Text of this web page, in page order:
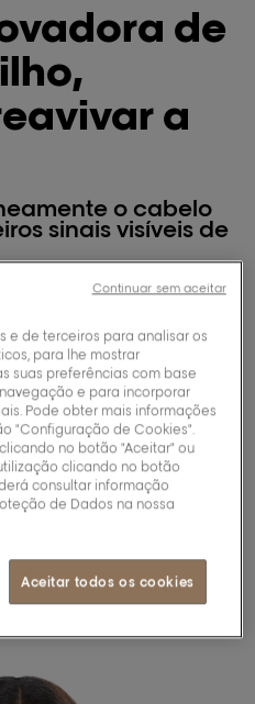
de
a
o cabelo
sinais visíveis de
do córtex.
a descoloração,
da cor: 68 tons + 3
a ciência
descoloração.
e de terceiros para analisar os
para lhe mostrar
suas preferências com base
e para incorporar
Pode obter mais informações
"Configuração de Cookies".
no botão "Aceitar" ou
clicando no botão
consultar informação
de Dados na nossa
Aceitar todos os cookies
Continuar sem aceitar